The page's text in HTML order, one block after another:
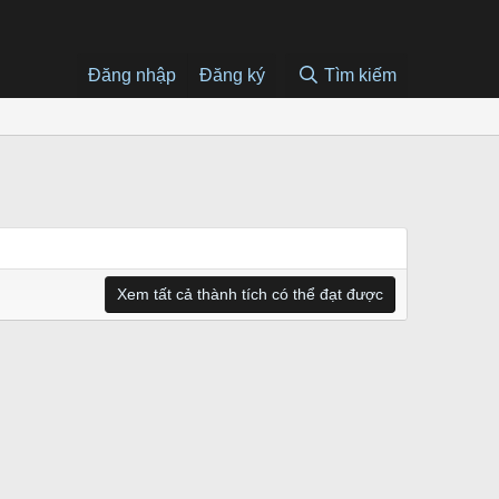
Đăng nhập Đăng ký Tìm kiếm
Xem tất cả thành tích có thể đạt được